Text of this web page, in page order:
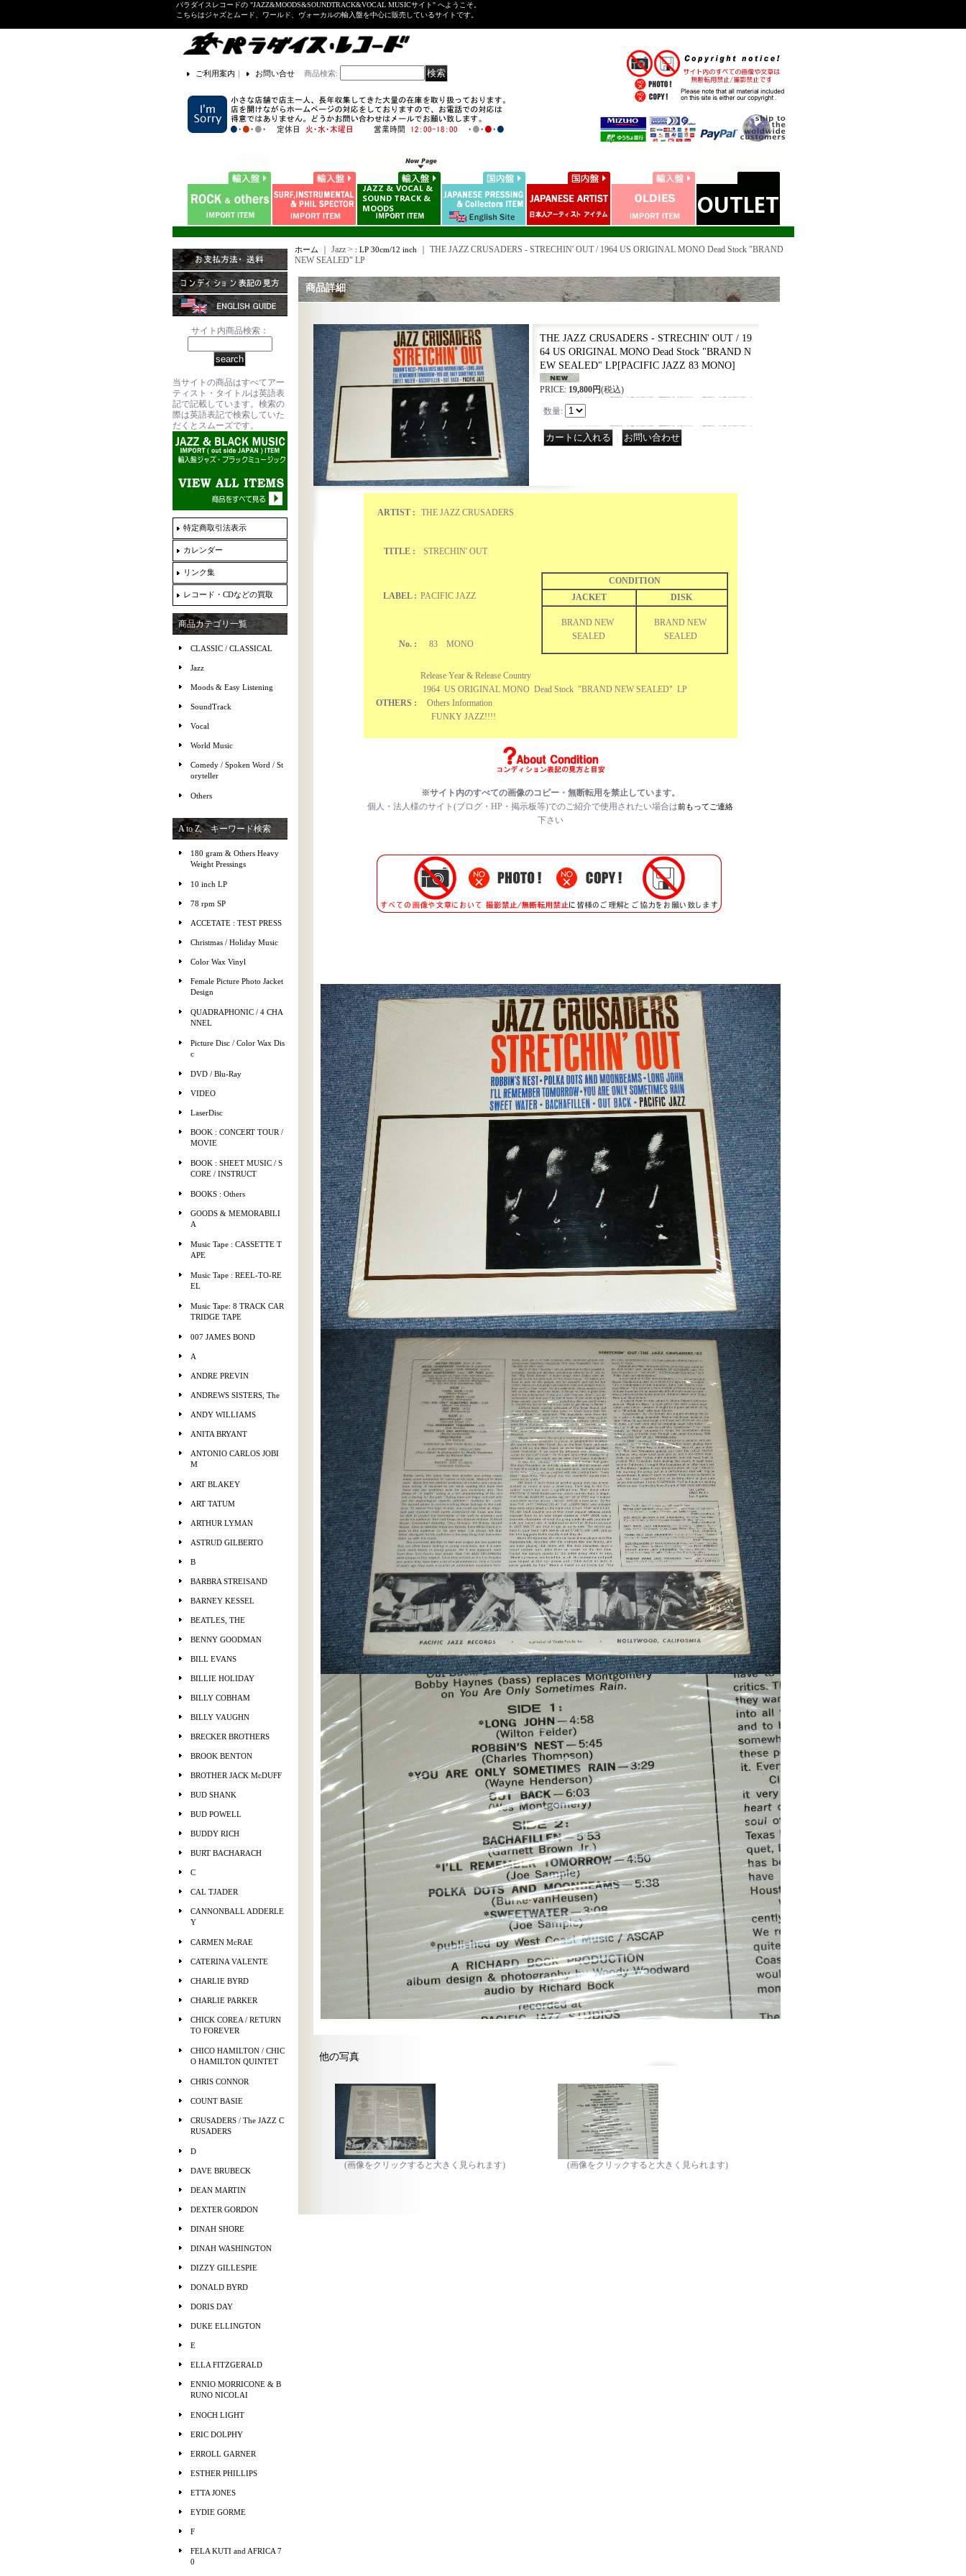
パラダイスレコードの "JAZZ&MOODS&SOUNDTRACK&VOCAL MUSICサイト" へようこそ。
こちらはジャズとムード、ワールド、ヴォーカルの輸入盤を中心に販売しているサイトです。
ご利用案内 ｜ お問い合せ 商品検索:
サイト内商品検索：
当サイトの商品はすべてアー
ティスト・タイトルは英語表
記で記載しています。検索の
際は英語表記で検索していた
だくとスムーズです。
特定商取引法表示
カレンダー
リンク集
レコード・CDなどの買取
商品カテゴリ一覧
CLASSIC / CLASSICAL
Jazz
Moods & Easy Listening
SoundTrack
Vocal
World Music
Comedy / Spoken Word / St
oryteller
Others
A to Z, キーワード検索
180 gram & Others Heavy
Weight Pressings
10 inch LP
78 rpm SP
ACCETATE : TEST PRESS
Christmas / Holiday Music
Color Wax Vinyl
Female Picture Photo Jacket
Design
QUADRAPHONIC / 4 CHA
NNEL
Picture Disc / Color Wax Dis
c
DVD / Blu-Ray
VIDEO
LaserDisc
BOOK : CONCERT TOUR /
MOVIE
BOOK : SHEET MUSIC / S
CORE / INSTRUCT
BOOKS : Others
GOODS & MEMORABILI
A
Music Tape : CASSETTE T
APE
Music Tape : REEL-TO-RE
EL
Music Tape: 8 TRACK CAR
TRIDGE TAPE
007 JAMES BOND
A
ANDRE PREVIN
ANDREWS SISTERS, The
ANDY WILLIAMS
ANITA BRYANT
ANTONIO CARLOS JOBI
M
ART BLAKEY
ART TATUM
ARTHUR LYMAN
ASTRUD GILBERTO
B
BARBRA STREISAND
BARNEY KESSEL
BEATLES, THE
BENNY GOODMAN
BILL EVANS
BILLIE HOLIDAY
BILLY COBHAM
BILLY VAUGHN
BRECKER BROTHERS
BROOK BENTON
BROTHER JACK McDUFF
BUD SHANK
BUD POWELL
BUDDY RICH
BURT BACHARACH
C
CAL TJADER
CANNONBALL ADDERLE
Y
CARMEN McRAE
CATERINA VALENTE
CHARLIE BYRD
CHARLIE PARKER
CHICK COREA / RETURN
TO FOREVER
CHICO HAMILTON / CHIC
O HAMILTON QUINTET
CHRIS CONNOR
COUNT BASIE
CRUSADERS / The JAZZ C
RUSADERS
D
DAVE BRUBECK
DEAN MARTIN
DEXTER GORDON
DINAH SHORE
DINAH WASHINGTON
DIZZY GILLESPIE
DONALD BYRD
DORIS DAY
DUKE ELLINGTON
E
ELLA FITZGERALD
ENNIO MORRICONE & B
RUNO NICOLAI
ENOCH LIGHT
ERIC DOLPHY
ERROLL GARNER
ESTHER PHILLIPS
ETTA JONES
EYDIE GORME
F
FELA KUTI and AFRICA 7
0
ホーム ｜ Jazz > : LP 30cm/12 inch｜ THE JAZZ CRUSADERS - STRECHIN' OUT / 1964 US ORIGINAL MONO Dead Stock "BRAND
NEW SEALED" LP
商品詳細
THE JAZZ CRUSADERS - STRECHIN' OUT / 19
64 US ORIGINAL MONO Dead Stock "BRAND N
EW SEALED" LP[PACIFIC JAZZ 83 MONO]
PRICE: 19,800円(税込)
数量:
ARTIST : THE JAZZ CRUSADERS
TITLE : STRECHIN' OUT
LABEL : PACIFIC JAZZ
CONDITION
JACKET
DISK
BRAND NEW
SEALED
BRAND NEW
SEALED
No. : 83 MONO
OTHERS :
Release Year & Release Country
1964 US ORIGINAL MONO Dead Stock "BRAND NEW SEALED" LP
Others Information
FUNKY JAZZ!!!!
※サイト内のすべての画像のコピー・無断転用を禁止しています。
個人・法人様のサイト(ブログ・HP・掲示板等)でのご紹介で使用されたい場合は前もってご連絡
下さい
他の写真
(画像をクリックすると大きく見られます) (画像をクリックすると大きく見られます)